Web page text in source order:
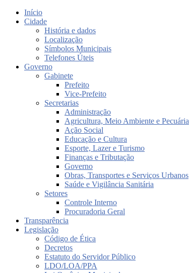
Início
Cidade
História e dados
Localização
Símbolos Municipais
Telefones Úteis
Governo
Gabinete
Prefeito
Vice-Prefeito
Secretarias
Administração
Agricultura, Meio Ambiente e Pecuária
Ação Social
Educação e Cultura
Esporte, Lazer e Turismo
Finanças e Tributação
Governo
Obras, Transportes e Serviços Urbanos
Saúde e Vigilância Sanitária
Setores
Controle Interno
Procuradoria Geral
Transparência
Legislação
Código de Ética
Decretos
Estatuto do Servidor Público
LDO/LOA/PPA